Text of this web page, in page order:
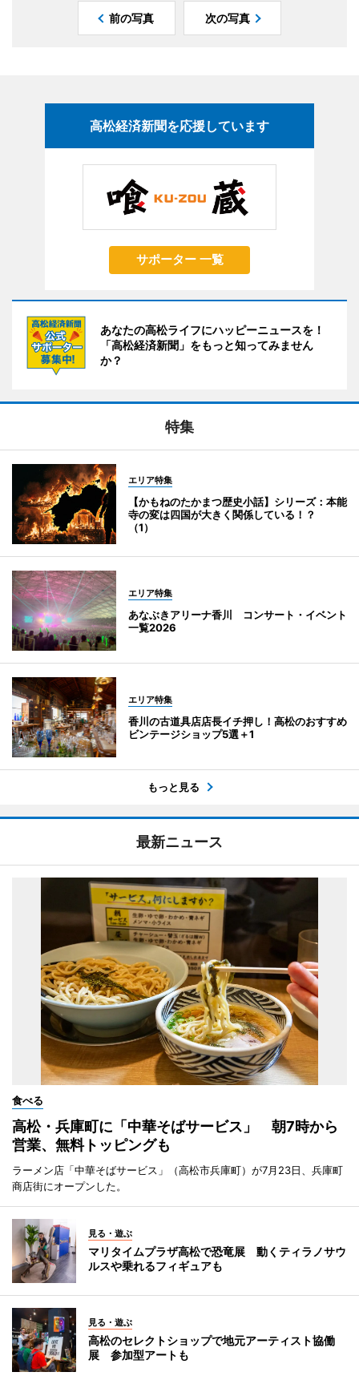
前の写真 次の写真
高松経済新聞を応援しています
サポーター 一覧
あなたの高松ライフにハッピーニュースを！
「高松経済新聞」をもっと知ってみません
か？
特集
エリア特集
【かもねのたかまつ歴史小話】シリーズ：本能
寺の変は四国が大きく関係している！？
（1）
エリア特集
あなぶきアリーナ香川 コンサート・イベント
一覧2026
エリア特集
香川の古道具店店長イチ押し！高松のおすすめ
ビンテージショップ5選＋1
もっと見る
最新ニュース
食べる
高松・兵庫町に「中華そばサービス」 朝7時から
営業、無料トッピングも
ラーメン店「中華そばサービス」（高松市兵庫町）が7月23日、兵庫町
商店街にオープンした。
見る・遊ぶ
マリタイムプラザ高松で恐竜展 動くティラノサウ
ルスや乗れるフィギュアも
見る・遊ぶ
高松のセレクトショップで地元アーティスト協働
展 参加型アートも